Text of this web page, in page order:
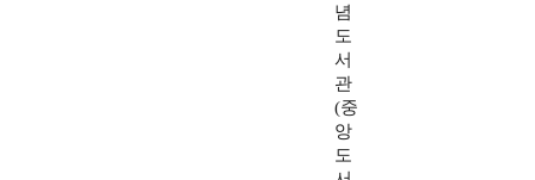
념
도
서
관
(중
앙
도